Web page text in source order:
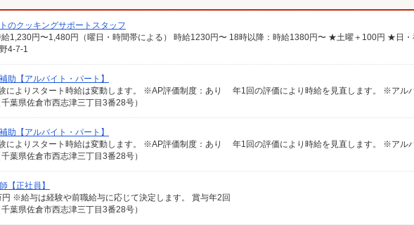
のクッキングサポートスタッフ
4-7-1
助【アルバイト・パート】
葉県佐倉市西志津三丁目3番28号）
助【アルバイト・パート】
葉県佐倉市西志津三丁目3番28号）
【正社員】
※給与は経験や前職給与に応じて決定します。 賞与年2回
葉県佐倉市西志津三丁目3番28号）